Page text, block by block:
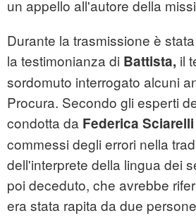
un appello all'autore della
Durante la trasmissione è
la testimonianza di Battista, il
sordomuto interrogato alcuni
Procura. Secondo gli esperti
condotta da Federica Sciarelli
commessi degli errori nella
dell'interprete della lingua dei
poi deceduto, che avrebbe
era stata rapita da due